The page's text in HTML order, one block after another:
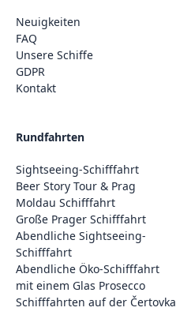
Neuigkeiten
FAQ
Unsere Schiffe
GDPR
Kontakt
Rundfahrten
Sightseeing-Schifffahrt
Beer Story Tour & Prag
Moldau Schifffahrt
Große Prager Schifffahrt
Abendliche Sightseeing-
Schifffahrt
Abendliche Öko-Schifffahrt
mit einem Glas Prosecco
Schifffahrten auf der Čertovka